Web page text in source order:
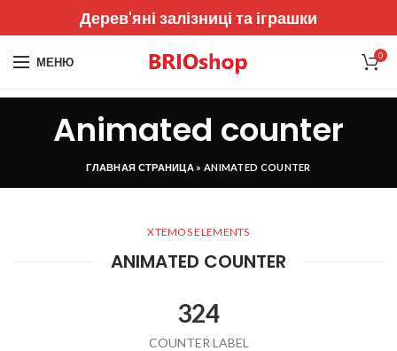
Дерев'яні залізниці та іграшки
МЕНЮ 0
Animated counter
ГЛАВНАЯ СТРАНИЦА » ANIMATED COUNTER
XTEMOS ELEMENTS
ANIMATED COUNTER
324
COUNTER LABEL